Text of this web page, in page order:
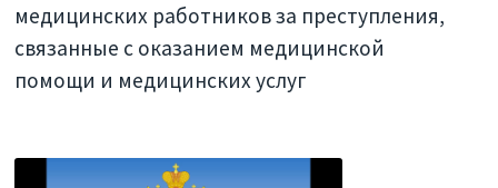
медицинских работников за преступления,
связанные с оказанием медицинской
помощи и медицинских услуг